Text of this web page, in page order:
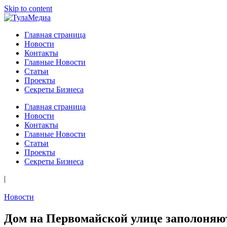
Skip to content
ТулаМедиа
Новости Тулы
Главная страница
Новости
Контакты
Главные Новости
Статьи
Проекты
Секреты Бизнеса
Главная страница
Новости
Контакты
Главные Новости
Статьи
Проекты
Секреты Бизнеса
|
Новости
Дом на Первомайской улице